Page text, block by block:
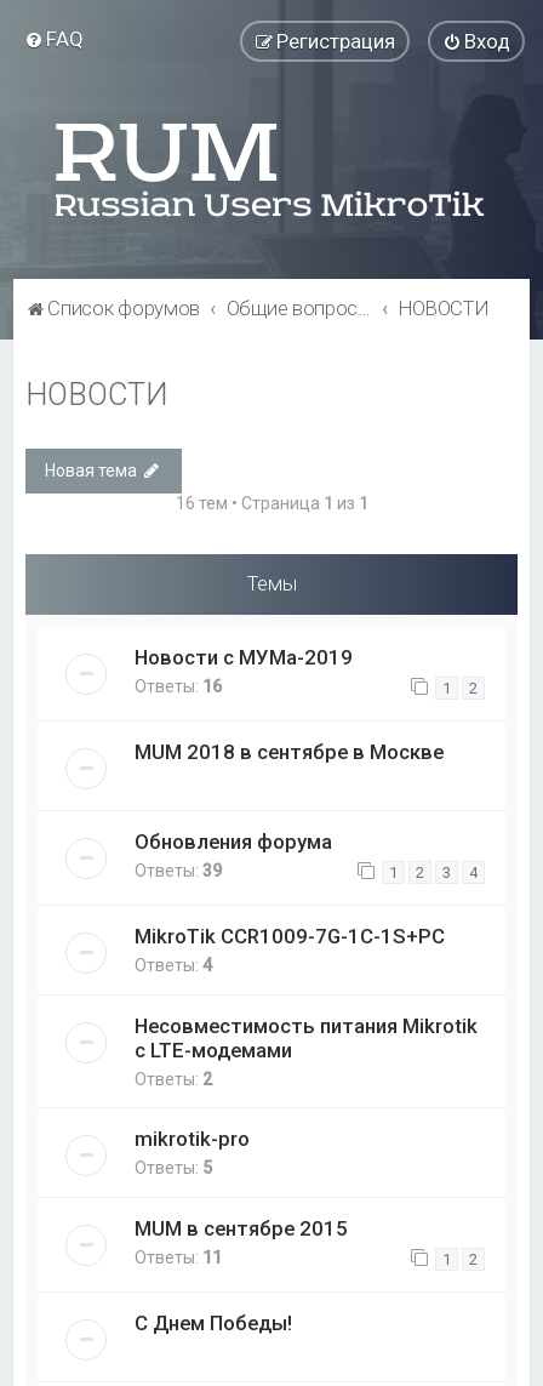
FAQ Вход
Регистрация
Список форумов Общие вопросы НОВОСТИ
НОВОСТИ
Новая тема
16 тем • Страница 1 из 1
Темы
Новости с МУМа-2019
Ответы: 16 1 2
MUM 2018 в сентябре в Москве
Обновления форума
Ответы:39 1 2 3 4
MikroTik CCR1009-7G-1C-1S+PC
Ответы:4
Несовместимость питания Mikrotik
с LTE-модемами
Ответы: 2
mikrotik-pro
Ответы: 5
MUM в сентябре 2015
Ответы: 11 1 2
С Днем Победы!